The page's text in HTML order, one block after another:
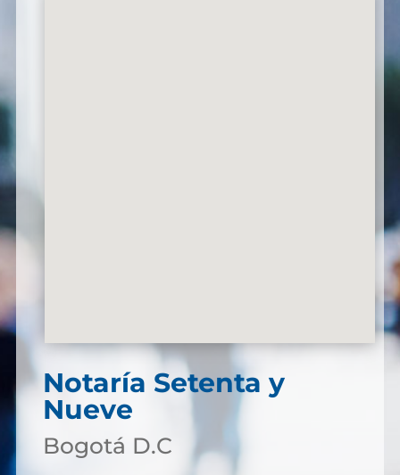
Notaría Setenta y
Nueve
Bogotá D.C